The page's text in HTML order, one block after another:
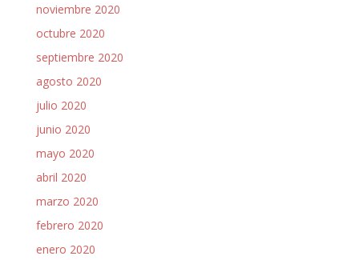
noviembre 2020
octubre 2020
septiembre 2020
agosto 2020
julio 2020
junio 2020
mayo 2020
abril 2020
marzo 2020
febrero 2020
enero 2020